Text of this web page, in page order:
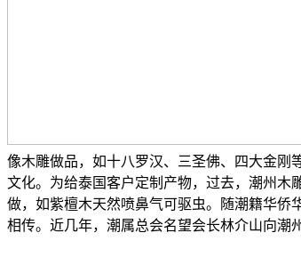
像木雕做品，如十八罗汉、三圣佛、四大金刚
文化。为给泰国客户定制产物，过去，潮州木
做，如紫檀木天然喷鼻气可驱虫。随潮籍华侨
相传。近几年，潮属总会名望会长林介山向潮